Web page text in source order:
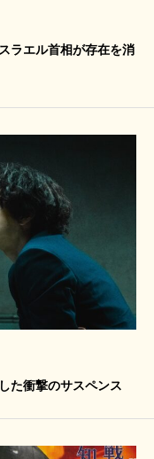
ラエル首相が存在を消
た衝撃のサスペンス